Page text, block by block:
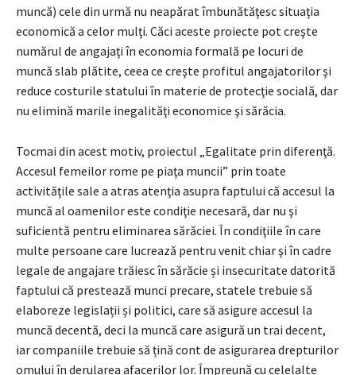
muncă) cele din urmă nu neapărat îmbunătăţesc situaţia
economică a celor mulţi. Căci aceste proiecte pot creşte
numărul de angajaţi în economia formală pe locuri de
muncă slab plătite, ceea ce creşte profitul angajatorilor şi
reduce costurile statului în materie de protecţie socială, dar
nu elimină marile inegalităţi economice şi sărăcia.
Tocmai din acest motiv, proiectul „Egalitate prin diferenţă.
Accesul femeilor rome pe piaţa muncii” prin toate
activităţile sale a atras atenţia asupra faptului că accesul la
muncă al oamenilor este condiţie necesară, dar nu şi
suficientă pentru eliminarea sărăciei. În condiţiile în care
multe persoane care lucrează pentru venit chiar şi în cadre
legale de angajare trăiesc în sărăcie și insecuritate datorită
faptului că prestează munci precare, statele trebuie să
elaboreze legislații și politici, care să asigure accesul la
muncă decentă, deci la muncă care asigură un trai decent,
iar companiile trebuie să țină cont de asigurarea drepturilor
omului în derularea afacerilor lor. Împreună cu celelalte